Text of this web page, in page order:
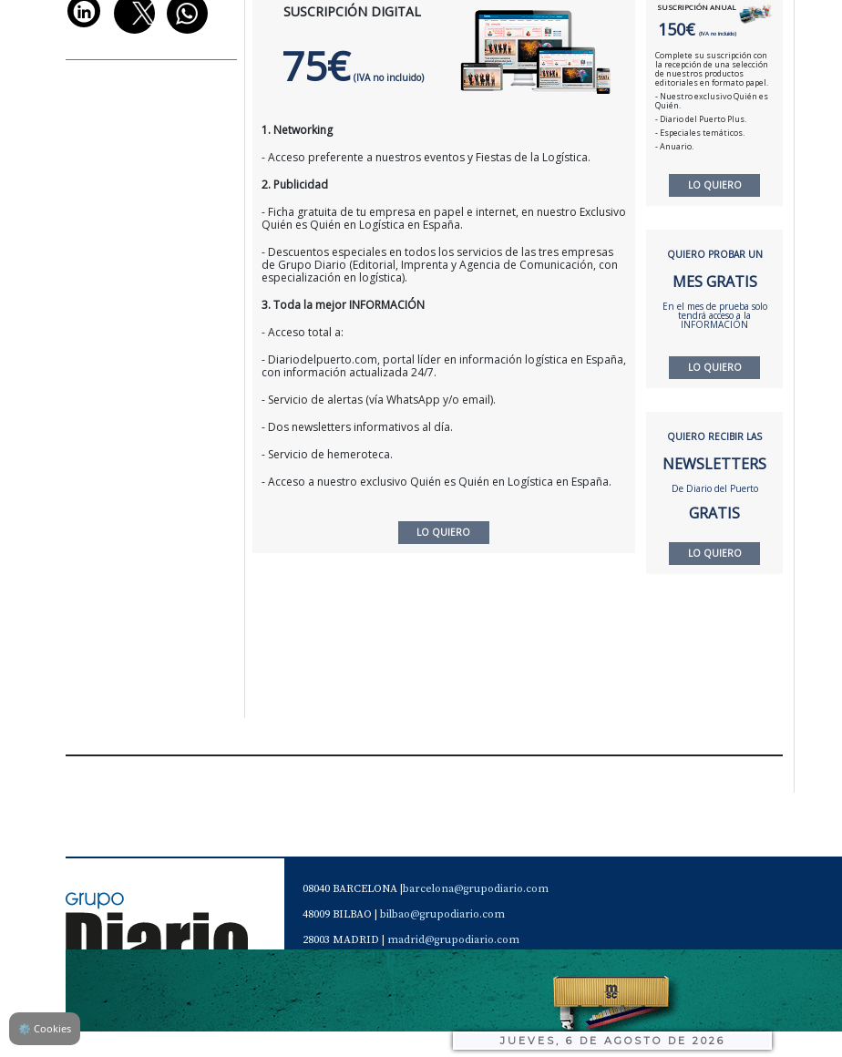
JUEVES, 6 DE AGOSTO DE 2026
SUSCRIPCIÓN ANUAL
150€ (IVA no incluido)
Complete su suscripción con
la recepción de una selección
de nuestros productos
editoriales en formato papel.
- Nuestro exclusivo Quién es
Quién.
- Diario del Puerto Plus.
- Especiales temáticos.
- Anuario.
LO QUIERO
SUSCRIPCIÓN DIGITAL
75€ (IVA no incluido)
1. Networking
- Acceso preferente a nuestros eventos y Fiestas de la Logística.
2. Publicidad
- Ficha gratuita de tu empresa en papel e internet, en nuestro Exclusivo
Quién es Quién en Logística en España.
- Descuentos especiales en todos los servicios de las tres empresas
de Grupo Diario (Editorial, Imprenta y Agencia de Comunicación, con
especialización en logística).
3. Toda la mejor INFORMACIÓN
- Acceso total a:
- Diariodelpuerto.com, portal líder en información logística en España,
con información actualizada 24/7.
- Servicio de alertas (vía WhatsApp y/o email).
- Dos newsletters informativos al día.
- Servicio de hemeroteca.
- Acceso a nuestro exclusivo Quién es Quién en Logística en España.
LO QUIERO
QUIERO PROBAR UN
MES GRATIS
En el mes de prueba solo
tendrá acceso a la
INFORMACIÓN
LO QUIERO
QUIERO RECIBIR LAS
NEWSLETTERS
De Diario del Puerto
GRATIS
LO QUIERO
08040 BARCELONA | barcelona@grupodiario.com
48009 BILBAO | bilbao@grupodiario.com
28003 MADRID | madrid@grupodiario.com
46120 Alboraya. VALENCIA |
valencia@grupodiario.com
Servicio de Atención al Socio Suscriptor | sas@grupodiario.com
Teléfono de contacto de Diario del Puerto: 96 330 18 32
⚙ Cookies